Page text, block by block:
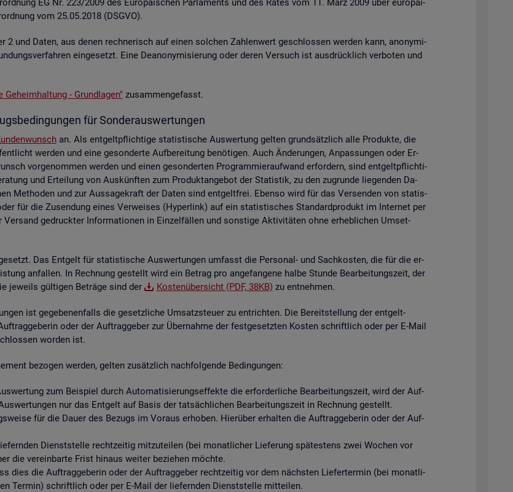
EG Nr. 223/2009 des Eu­ro­päi­schen Par­la­ments und des Rates vom 11. März 2009 über eu­ro­päi­
vom 25.05.2018 (DSGVO).
2 und Daten, aus denen rech­ne­risch auf einen sol­chen Zah­len­wert ge­schlos­sen wer­den kann, an­ony­mi­
ein­ge­setzt. Eine De­an­ony­mi­sie­rung oder deren Ver­such ist aus­drück­lich ver­bo­ten und
Ge­heim­hal­tung - Grund­la­gen" zu­sam­men­ge­fasst.
für Son­der­aus­wer­tun­gen
an. Als ent­gelt­pflich­ti­ge sta­tis­ti­sche Aus­wer­tung gel­ten grund­sätz­lich alle Pro­duk­te, die
wer­den und eine ge­son­der­te Auf­be­rei­tung be­nö­ti­gen. Auch Än­de­run­gen, An­pas­sun­gen oder Er­
vor­ge­nom­men wer­den und einen ge­son­der­ten Pro­gram­mier­auf­wand er­for­dern, sind ent­gelt­pflich­ti­
und Er­tei­lung von Aus­künf­ten zum Pro­dukt­an­ge­bot der Sta­tis­tik, zu den zu­grun­de lie­gen­den Da­
Me­tho­den und zur Aus­sa­ge­kraft der Daten sind ent­gelt­frei. Eben­so wird für das Ver­sen­den von sta­tis­
für die Zu­sen­dung eines Ver­wei­ses (Hy­per­link) auf ein sta­tis­ti­sches Stan­dard­pro­dukt im In­ter­net per
ge­druck­ter In­for­ma­tio­nen in Ein­zel­fäl­len und sons­ti­ge Ak­ti­vi­tä­ten ohne er­heb­li­chen Um­set­
Das Ent­gelt für sta­tis­ti­sche Aus­wer­tun­gen um­fasst die Per­so­nal- und Sach­kos­ten, die für die er­
an­fal­len. In Rech­nung ge­stellt wird ein Be­trag pro an­ge­fan­ge­ne halbe Stun­de Be­ar­bei­tungs­zeit, der
je­weils gül­ti­gen Be­trä­ge sind der
Kos­ten­über­sicht (PDF, 38KB) zu ent­neh­men.
ist ge­ge­be­nen­falls die ge­setz­li­che Um­satz­steu­er zu ent­rich­ten. Die Be­reit­stel­lung der ent­gelt­
oder der Auf­trag­ge­ber zur Über­nah­me der fest­ge­setz­ten Kos­ten schrift­lich oder per E-Mail
wor­den ist.
be­zo­gen wer­den, gel­ten zu­sätz­lich nach­fol­gen­de Be­din­gun­gen:
zum Bei­spiel durch Au­to­ma­ti­sie­rungs­ef­fek­te die er­for­der­li­che Be­ar­bei­tungs­zeit, wird der Auf­
nur das Ent­gelt auf Basis der tat­säch­li­chen Be­ar­bei­tungs­zeit in Rech­nung ge­stellt.
für die Dauer des Be­zugs im Vor­aus er­ho­ben. Hier­über er­hal­ten die Auf­trag­ge­be­rin oder der Auf­
Dienst­stel­le recht­zei­tig mit­zu­tei­len (bei mo­nat­li­cher Lie­fe­rung spä­tes­tens zwei Wo­chen vor
die ver­ein­bar­te Frist hin­aus wei­ter be­zie­hen möch­te.
dies die Auf­trag­ge­be­rin oder der Auf­trag­ge­ber recht­zei­tig vor dem nächs­ten Lie­fer­ter­min (bei mo­nat­li­
Ter­min) schrift­lich oder per E-Mail der lie­fern­den Dienst­stel­le mit­tei­len.